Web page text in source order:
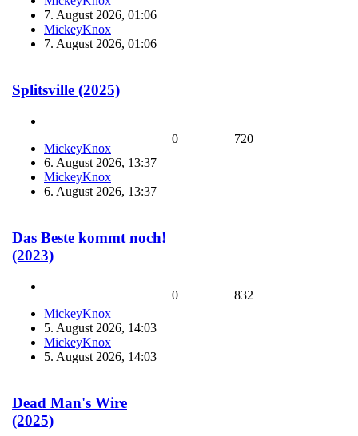
7. August 2026, 01:06
MickeyKnox
7. August 2026, 01:06
Splitsville (2025)
MickeyKnox
6. August 2026, 13:37
MickeyKnox
6. August 2026, 13:37
0 720
Das Beste kommt noch!
(2023)
MickeyKnox
5. August 2026, 14:03
MickeyKnox
5. August 2026, 14:03
0 832
Dead Man's Wire
(2025)